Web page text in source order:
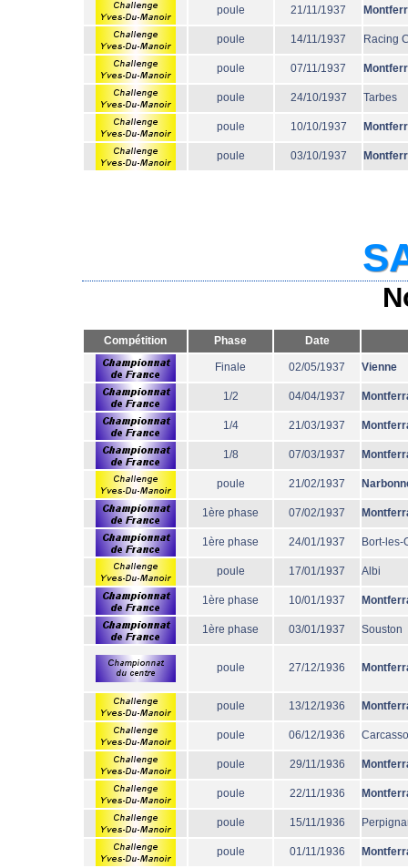
poule 21/11/1937
poule 14/11/1937 Racing
poule 07/11/1937
poule 24/10/1937 Tarbes
poule 10/10/1937
poule 03/10/1937
Compétition Phase Date
Finale 02/05/1937 Vienne
1/2 04/04/1937
1/4 21/03/1937
1/8 07/03/1937
poule 21/02/1937
1ère phase 07/02/1937
1ère phase 24/01/1937 Bort-les-
poule 17/01/1937 Albi
1ère phase 10/01/1937
1ère phase 03/01/1937 Souston
poule 27/12/1936
poule 13/12/1936
poule 06/12/1936
poule 29/11/1936
poule 22/11/1936
poule 15/11/1936
poule 01/11/1936